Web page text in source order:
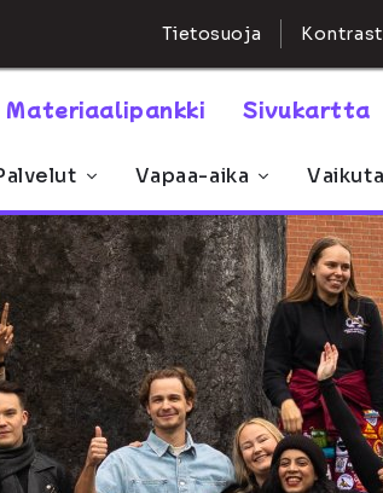
Tietosuoja
Materiaalipankki Sivukartta
Vapaa-aika Vaikuta